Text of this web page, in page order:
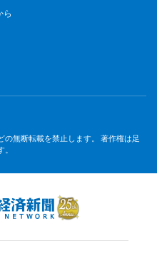
ら
無断転載を禁止します。 著作権は足